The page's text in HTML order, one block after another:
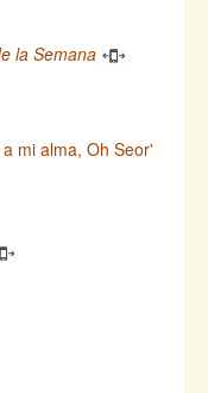
la Semana
mi alma, Oh Seor'